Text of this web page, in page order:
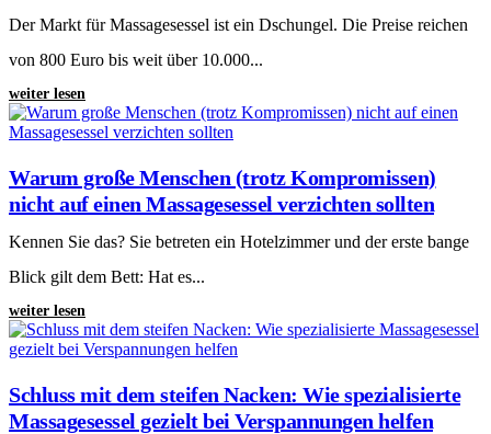
Der Markt für Massagesessel ist ein Dschungel. Die Preise reichen
von 800 Euro bis weit über 10.000...
weiter lesen
Warum große Menschen (trotz Kompromissen)
nicht auf einen Massagesessel verzichten sollten
Kennen Sie das? Sie betreten ein Hotelzimmer und der erste bange
Blick gilt dem Bett: Hat es...
weiter lesen
Schluss mit dem steifen Nacken: Wie spezialisierte
Massagesessel gezielt bei Verspannungen helfen